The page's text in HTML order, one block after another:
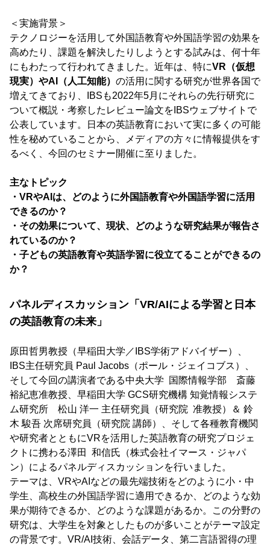
＜実施背景＞
テクノロジーを活用して外国語教育や外国語学習の効果を
高めたり、課題を解決したりしようとする試みは、何十年
にもわたって行われてきました。近年は、特にVR（仮想
現実）やAI（人工知能） の活用に関する研究が世界各国で
増えてきており、IBSも2022年5月にそれらの先行研究に
ついて概説・考察したレビュー論文をIBSウェブサイトで
公表しています。日本の英語教育において実に多くの可能
性を秘めていることから、メディアの方々に情報提供をす
るべく、今回のセミナー開催に至りました。
主なトピック
・VRやAIは、どのように外国語教育や外国語学習に活用
できるのか？
・その効果について、現状、どのような研究結果が報告さ
れているのか？
・子どもの英語教育や英語学習に役立てることができるの
か？
パネルディスカッション「VR/AIによる学習と日本
の英語教育の未来」
原田哲男教授（早稲田大学／IBS学術アドバイザー）、
IBS主任研究員 Paul Jacobs（ポール・ジェイコブス）、
そして今回の講演者である中央大学 国際情報学部 斎藤
裕紀恵准教授、早稲田大学 GCS研究機構 知覚情報システ
ム研究所 松山 洋一 主任研究員（研究院 准教授）＆ 鈴
木 駿吾 次席研究員（研究院 講師）、そして各種教育機関
や研究者とともにVRを活用した英語教育の研究プロジェ
クトに携わる澤田 和信氏（株式会社イマース・ジャパ
ン）によるパネルディスカッションを行いました。
テーマは、VRやAIなどの最先端技術をどのように小・中
学生、高校生の外国語学習に適用できるか、どのような効
果が期待できるか、どのような課題があるか。この分野の
研究は、大学生を対象としたものが多いことがテーマ設定
の背景です。VR/AI技術、会話データ、第二言語習得の理